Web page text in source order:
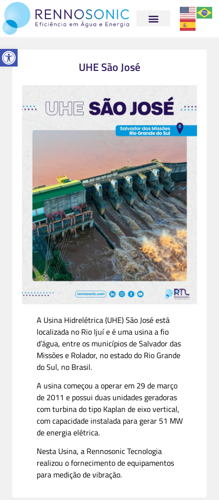
Abrir a barra de ferramentas
UHE São José
A Usina Hidrelétrica (UHE) São José está
localizada no Rio Ijuí e é uma usina a fio
d’água, entre os municípios de Salvador das
Missões e Rolador, no estado do Rio Grande
do Sul, no Brasil.
A usina começou a operar em 29 de março
de 2011 e possui duas unidades geradoras
com turbina do tipo Kaplan de eixo vertical,
com capacidade instalada para gerar 51 MW
de energia elétrica.
Nesta Usina, a Rennosonic Tecnologia
realizou o fornecimento de equipamentos
para medição de vibração.